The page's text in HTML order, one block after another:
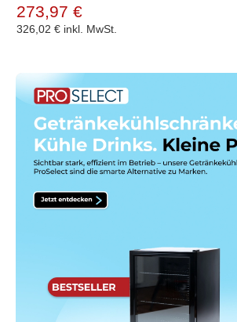
273,97 €
326,02 € inkl. MwSt.